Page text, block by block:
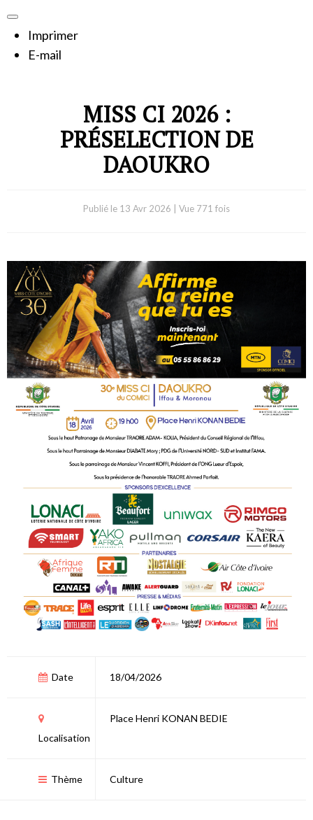
Imprimer
E-mail
MISS CI 2026 :
PRÉSELECTION DE
DAOUKRO
Publié le 13 Avr 2026 Vue 771 fois
Date 18/04/2026
Localisation
Place Henri KONAN BEDIE
Thème Culture